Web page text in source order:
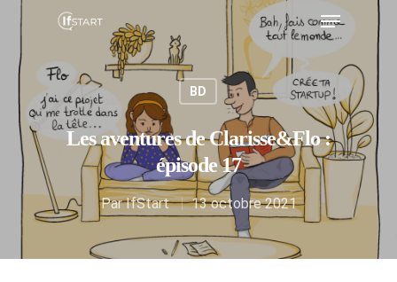
Hit enter to search or ESC to close
BD
Les aventures de Clarisse&Flo :
épisode 17
ParIfStart 13 octobre 2021